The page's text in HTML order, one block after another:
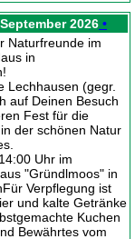
2026 •
Naturfreunde im
in
Lechhausen (gegr.
auf Deinen Besuch
Fest für die
der schönen Natur
Uhr im
"Gründlmoos" in
Verpflegung ist
und kalte Getränke
Kuchen
Bewährtes vom